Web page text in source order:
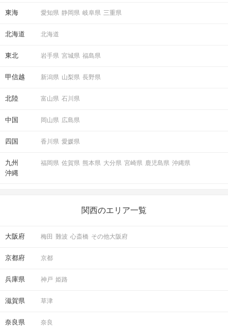
東海 愛知県 静岡県 岐阜県 三重県
北海道 北海道
東北 岩手県 宮城県 福島県
甲信越 新潟県 山梨県 長野県
北陸 富山県 石川県
中国 岡山県 広島県
四国 香川県 愛媛県
九州
沖縄
福岡県 佐賀県 熊本県 大分県 宮崎県 鹿児島県 沖縄県
関西のエリア一覧
大阪府 梅田 難波 心斎橋 その他大阪府
京都府 京都
兵庫県 神戸 姫路
滋賀県 草津
奈良県 奈良